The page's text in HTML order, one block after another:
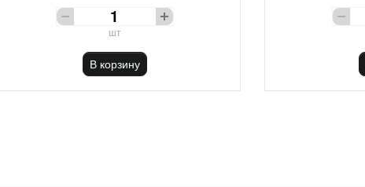
шт
В корзину